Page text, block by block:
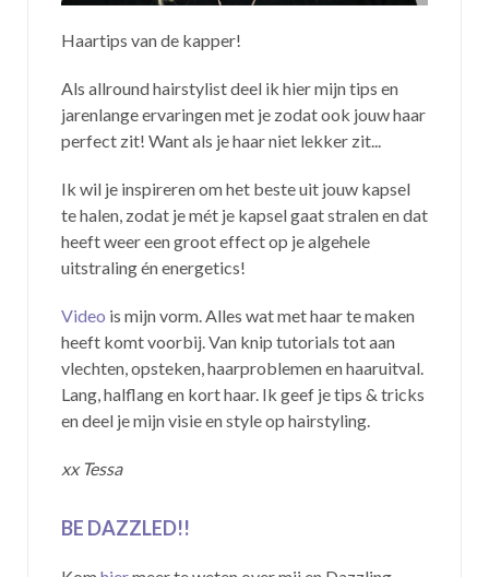
Haartips van de kapper!
Als allround hairstylist deel ik hier mijn tips en
jarenlange ervaringen met je zodat ook jouw haar
perfect zit! Want als je haar niet lekker zit...
Ik wil je inspireren om het beste uit jouw kapsel
te halen, zodat je mét je kapsel gaat stralen en dat
heeft weer een groot effect op je algehele
uitstraling én energetics!
Video is mijn vorm. Alles wat met haar te maken
heeft komt voorbij. Van knip tutorials tot aan
vlechten, opsteken, haarproblemen en haaruitval.
Lang, halflang en kort haar. Ik geef je tips & tricks
en deel je mijn visie en style op hairstyling.
xx Tessa
BE DAZZLED!!